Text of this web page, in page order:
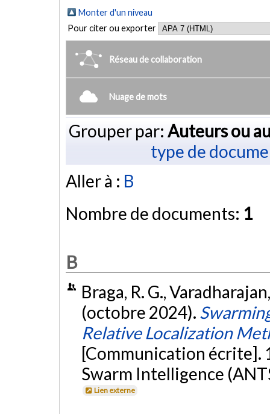
Monter d'un niveau
Pour citer ou exporter
Réseau de collaboration
Nuage de mots
Grouper par: Auteurs ou
type de
Aller à : B
Nombre de documents: 1
B
Braga, R. G.,
(octobre 2024).
Relative Localization
[Communication
Swarm Intelligence
Lien externe